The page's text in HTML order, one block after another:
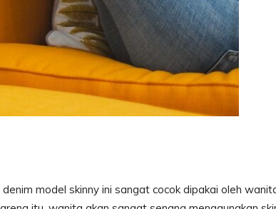
model skinny ini sangat cocok dipakai oleh